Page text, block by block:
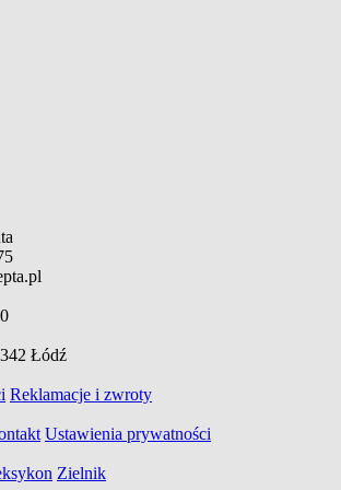
Łódź
Reklamacje i zwroty
Ustawienia prywatności
Zielnik